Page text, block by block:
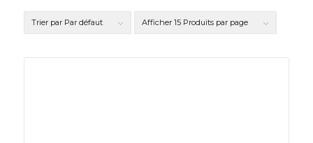
Trier par Par défaut Afficher 15 Produits par page